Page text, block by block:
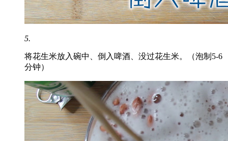
5.
将花生米放入碗中、倒入啤酒、没过花生米。（泡制5-6
分钟）